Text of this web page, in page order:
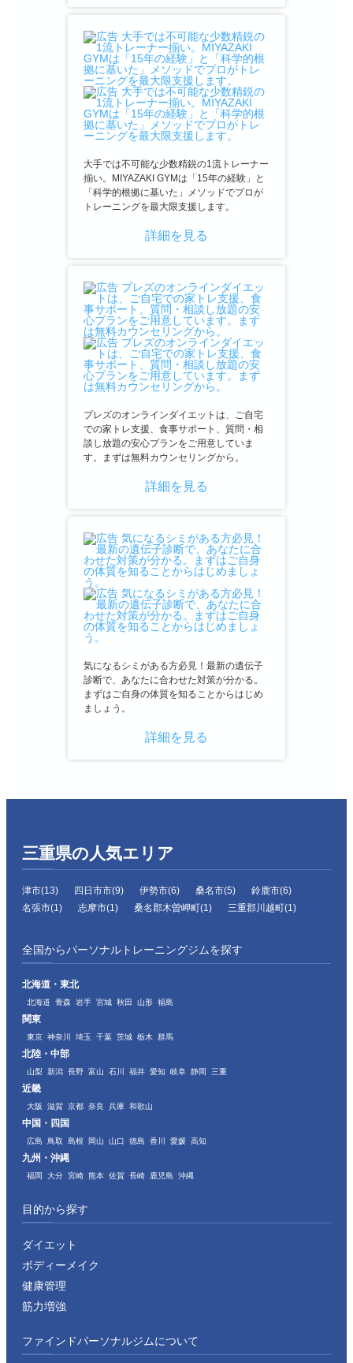
大手では不可能な少数精鋭の1流トレーナー
揃い。MIYAZAKI GYMは「15年の経験」と
「科学的根拠に基いた」メソッドでプロが
トレーニングを最大限支援します。
詳細を見る
プレズのオンラインダイエットは、ご自宅
での家トレ支援、食事サポート、質問・相
談し放題の安心プランをご用意していま
す。まずは無料カウンセリングから。
詳細を見る
気になるシミがある方必見！最新の遺伝子
診断で、あなたに合わせた対策が分かる。
まずはご自身の体質を知ることからはじめ
ましょう。
詳細を見る
三重県の人気エリア
津市(13) 四日市市(9) 伊勢市(6) 桑名市(5)
鈴鹿市(6)
名張市(1)
志摩市(1) 桑名郡木曽岬町(1) 三重郡川越町(1)
全国からパーソナルトレーニングジムを探す
北海道・東北
北海道 青森 岩手 宮城 秋田 山形 福島
関東
東京 神奈川 埼玉 千葉 茨城 栃木 群馬
北陸・中部
山梨 新潟 長野 富山 石川 福井 愛知 岐阜 静岡 三重
近畿
大阪 滋賀 京都 奈良 兵庫 和歌山
中国・四国
広島 鳥取 島根 岡山 山口 徳島 香川 愛媛 高知
九州・沖縄
福岡 大分 宮崎 熊本 佐賀 長崎 鹿児島 沖縄
目的から探す
ダイエット
ボディーメイク
健康管理
筋力増強
ファインドパーソナルジムについて